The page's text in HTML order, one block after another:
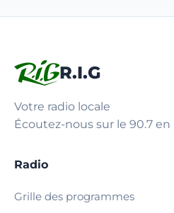
R.I.G
Votre radio locale
Écoutez-nous sur le 90.7 en
Radio
Grille des programmes